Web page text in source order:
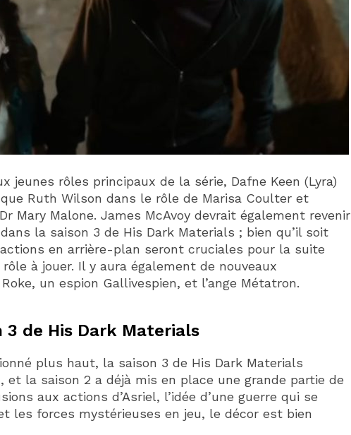
jeunes rôles principaux de la série, Dafne Keen (Lyra)
Ruth Wilson dans le rôle de Marisa Coulter et
Mary Malone. James McAvoy devrait également revenir
la saison 3 de His Dark Materials ; bien qu’il soit
en arrière-plan seront cruciales pour la suite
à jouer. Il y aura également de nouveaux
un espion Gallivespien, et l’ange Métatron.
de His Dark Materials
plus haut, la saison 3 de His Dark Materials
et la saison 2 a déjà mis en place une grande partie de
aux actions d’Asriel, l’idée d’une guerre qui se
les forces mystérieuses en jeu, le décor est bien